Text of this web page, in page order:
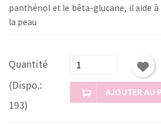
panthénol et le bêta-glucane, il aide
la peau
Quantité
(Dispo.:
193)
AJOUTER AU